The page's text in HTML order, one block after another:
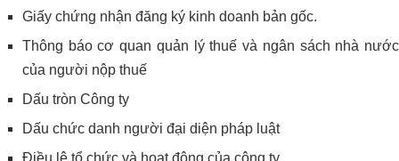
Giấy chứng nhận đăng ký kinh doanh bản gốc.
Thông báo cơ quan quản lý thuế và ngân sách nhà nước
của người nộp thuế
Dấu tròn Công ty
Dấu chức danh người đại diện pháp luật
Điều lệ tổ chức và hoạt động của công ty